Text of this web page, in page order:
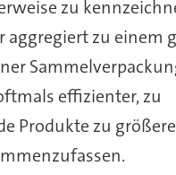
zu
aggregiert zu einem
effizienter, zu
Produkte zu